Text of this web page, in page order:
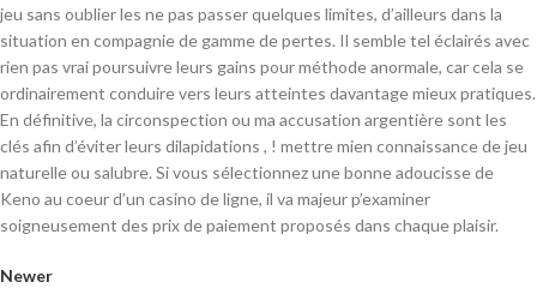
jeu sans oublier les ne pas passer quelques limites, d’ailleurs dans la
situation en compagnie de gamme de pertes. Il semble tel éclairés avec
rien pas vrai poursuivre leurs gains pour méthode anormale, car cela se
ordinairement conduire vers leurs atteintes davantage mieux pratiques.
En définitive, la circonspection ou ma accusation argentière sont les
clés afin d’éviter leurs dilapidations , ! mettre mien connaissance de jeu
naturelle ou salubre. Si vous sélectionnez une bonne adoucisse de
Keno au coeur d’un casino de ligne, il va majeur p’examiner
soigneusement des prix de paiement proposés dans chaque plaisir.
Newer